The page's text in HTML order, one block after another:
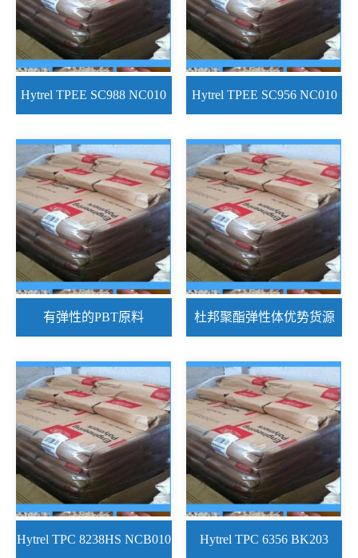
Hytrel TPEE SC988 NC010 Hytrel TPEE SC956 NC010
有弹性的PBT原料 杜邦聚酯弹性体优势货源
Hytrel TPC 8238HS NCB010 Hytrel TPC 6356 BK203